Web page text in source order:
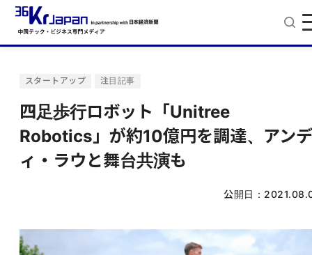
スタートアップ 注目記事
四足歩行ロボット「Unitree
Robotics」が約10億円を調達、アンデ
ィ・ラウと舞台共演も
公開日：